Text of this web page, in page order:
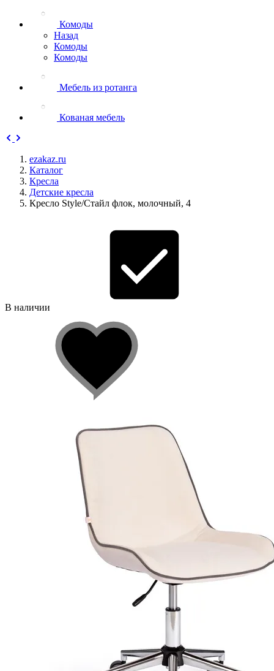
Комоды
Назад
Комоды
Комоды
Мебель из ротанга
Кованая мебель
ezakaz.ru
Каталог
Кресла
Детские кресла
Кресло Style/Стайл флок, молочный, 4
В наличии